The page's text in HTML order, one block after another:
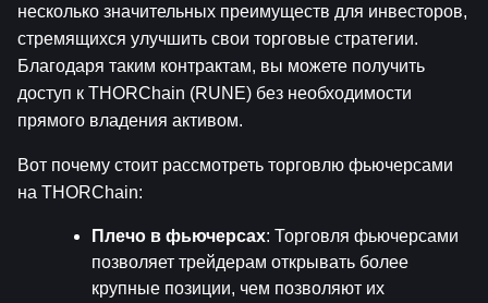
несколько значительных преимуществ для инвесторов,
стремящихся улучшить свои торговые стратегии.
Благодаря таким контрактам, вы можете получить
доступ к THORChain (RUNE) без необходимости
прямого владения активом.
Вот почему стоит рассмотреть торговлю фьючерсами
на THORChain:
Плечо в фьючерсах: Торговля фьючерсами
позволяет трейдерам открывать более
крупные позиции, чем позволяют их